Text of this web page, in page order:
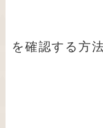
を確認する方